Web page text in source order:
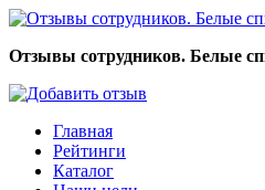
Отзывы сотрудников. Белые
Главная
Рейтинги
Каталог